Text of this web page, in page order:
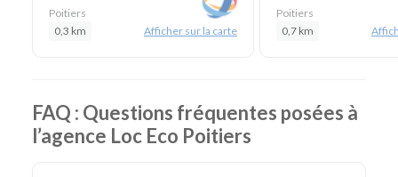
Poitiers
0,3 km
Afficher sur la carte
Poitiers
0,7 km
FAQ : Questions fréquentes posées à
l’agence Loc Eco Poitiers